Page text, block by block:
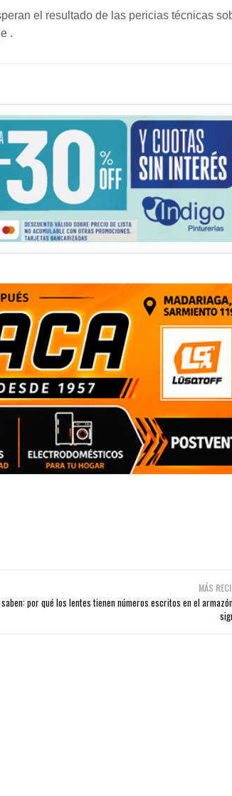
el resultado de las pericias técnicas
.
MÁS
por qué los lentes tienen números escritos en el